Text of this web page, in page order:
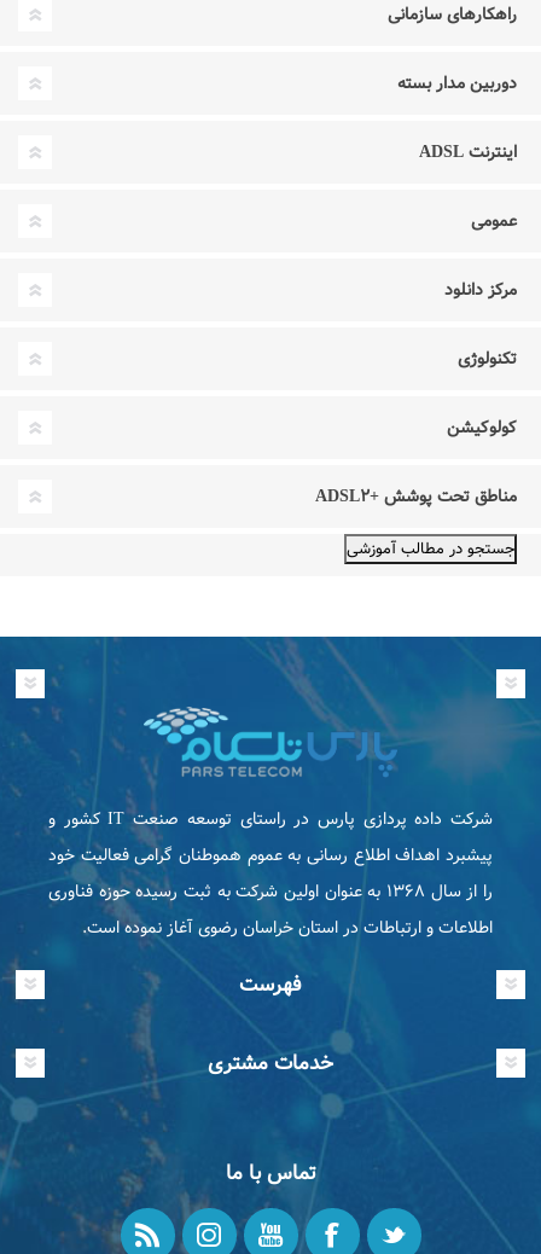
راهکارهای سازمانی
دوربین مدار بسته
اینترنت ADSL
عمومی
مرکز دانلود
تکنولوژی
کولوکیشن
مناطق تحت پوشش +ADSL۲
شرکت داده پردازی پارس در راستای توسعه صنعت IT كشور و
پیشبرد اهداف اطلاع رسانی به عموم هموطنان گرامی فعاليت خود
را از سال ۱۳۶۸ به عنوان اولین شرکت به ثبت رسیده حوزه فناوری
اطلاعات و ارتباطات در استان خراسان رضوی آغاز نموده است.
فهرست
خدمات مشتری
تماس با ما